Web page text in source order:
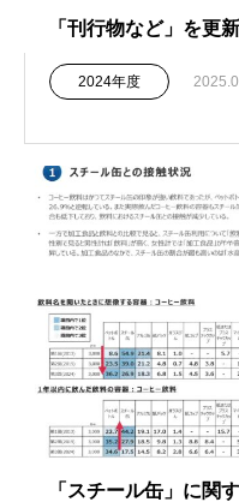
「刊行物など」を更
2024年度
「スチール缶」に関